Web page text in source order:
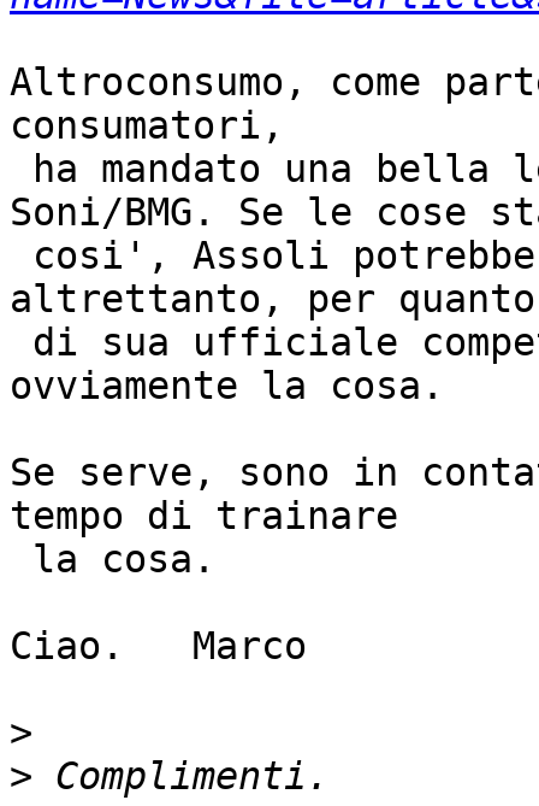
Altroconsumo, come
consumatori,
Soni/BMG. Se le cose
altrettanto, per quanto
ovviamente la cosa.
Se serve, sono in
tempo di trainare
Ciao.   Marco
>
>